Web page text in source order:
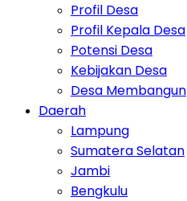
Profil Desa
Profil Kepala Desa
Potensi Desa
Kebijakan Desa
Desa Membangun
Daerah
Lampung
Sumatera Selatan
Jambi
Bengkulu